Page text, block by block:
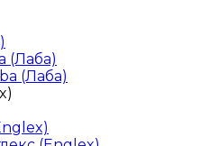
(Лаба)
(Лаба)